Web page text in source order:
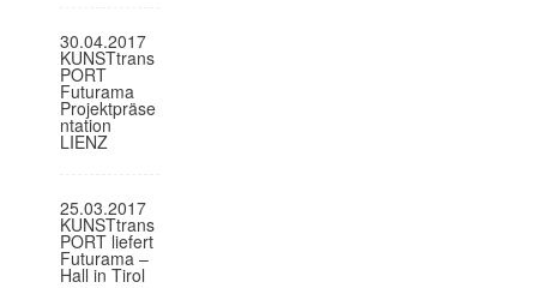
30.04.2017
KUNSTtrans
PORT
Futurama
Projektpräse
ntation
LIENZ
25.03.2017
KUNSTtrans
PORT liefert
Futurama –
Hall in Tirol